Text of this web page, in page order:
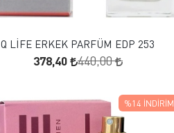
Q LİFE ERKEK PARFÜM EDP 253
378,40 440,00
%14 İNDIRIM